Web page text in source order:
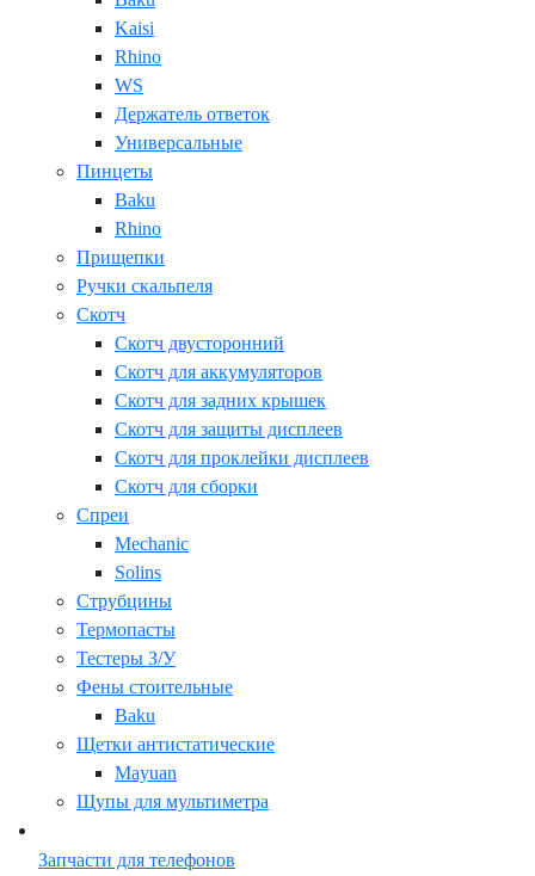
Kaisi
Rhino
WS
Держатель ответок
Универсальные
Пинцеты
Baku
Rhino
Прищепки
Ручки скальпеля
Скотч
Скотч двусторонний
Скотч для аккумуляторов
Скотч для задних крышек
Скотч для защиты дисплеев
Скотч для проклейки дисплеев
Скотч для сборки
Спреи
Mechanic
Solins
Струбцины
Термопасты
Тестеры З/У
Фены стоительные
Baku
Щетки антистатические
Mayuan
Щупы для мультиметра
Запчасти для телефонов